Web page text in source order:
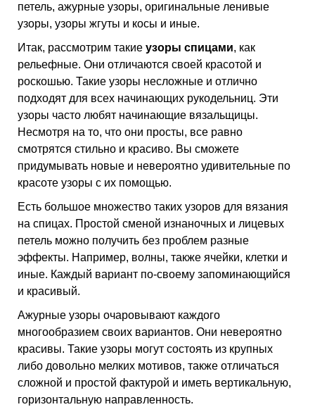
петель, ажурные узоры, оригинальные ленивые
узоры, узоры жгуты и косы и иные.
Итак, рассмотрим такие узоры спицами, как
рельефные. Они отличаются своей красотой и
роскошью. Такие узоры несложные и отлично
подходят для всех начинающих рукодельниц. Эти
узоры часто любят начинающие вязальщицы.
Несмотря на то, что они просты, все равно
смотрятся стильно и красиво. Вы сможете
придумывать новые и невероятно удивительные по
красоте узоры с их помощью.
Есть большое множество таких узоров для вязания
на спицах. Простой сменой изнаночных и лицевых
петель можно получить без проблем разные
эффекты. Например, волны, также ячейки, клетки и
иные. Каждый вариант по-своему запоминающийся
и красивый.
Ажурные узоры очаровывают каждого
многообразием своих вариантов. Они невероятно
красивы. Такие узоры могут состоять из крупных
либо довольно мелких мотивов, также отличаться
сложной и простой фактурой и иметь вертикальную,
горизонтальную направленность.